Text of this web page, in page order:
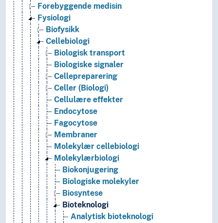
Forebyggende medisin
Fysiologi
Biofysikk
Cellebiologi
Biologisk transport
Biologiske signaler
Cellepreparering
Celler (Biologi)
Cellulære effekter
Endocytose
Fagocytose
Membraner
Molekylær cellebiologi
Molekylærbiologi
Biokonjugering
Biologiske molekyler
Biosyntese
Bioteknologi
Analytisk bioteknologi